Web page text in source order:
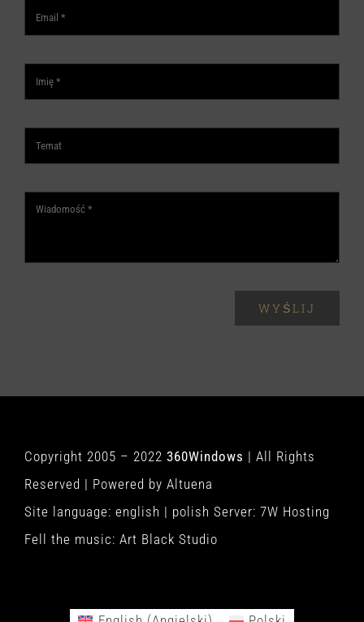
WYŚLIJ
Copyright 2005 – 2022 360Windows | All Rights
Reserved | Powered by Altuena
Site language: english | polish Server: 7W Hosting
Fell the music: Art Black Studio